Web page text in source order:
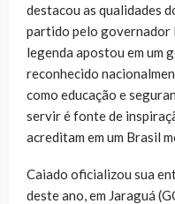
destacou as qualidades
partido pelo governador
legenda apostou em um
reconhecido
como educação e
servir é fonte de
acreditam em um Brasil
Caiado oficializou sua
deste ano, em Jaraguá